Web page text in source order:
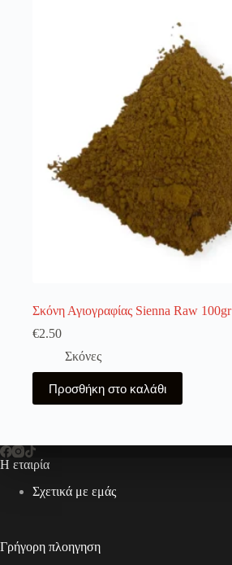
Username or Email Address
Get New Password
← Back to login
Σκόνη Αγιογραφίας Sienna Raw 100gr
€2.50
Σκόνες
Προσθήκη στο καλάθι
Η εταιρία
Σχετικά με εμάς
Γρήγορη πλοηγηση